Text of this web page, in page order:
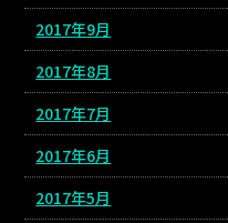
2017年9月
2017年8月
2017年7月
2017年6月
2017年5月